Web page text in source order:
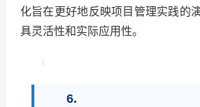
化旨在更好地反映项目管理实践的
具灵活性和实际应用性。
6.